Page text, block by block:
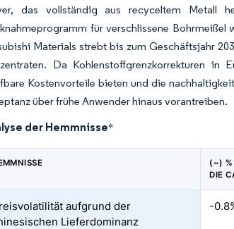
das vollständig aus recyceltem Metall
für verschlissene
Materials strebt bis zum Geschäftsjahr
Da Kohlenstoffgrenzkorrekturen in
Kostenvorteile bieten und die
über frühe Anwender hinaus vorantreiben.
der Hemmnisse*
(~) %
DIE
aufgrund der
Lieferdominanz
-